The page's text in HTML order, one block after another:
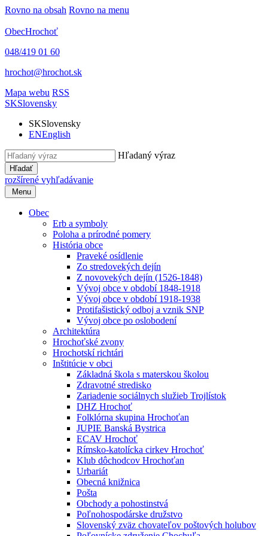
Rovno na obsah Rovno na menu
ObecHrochoť
048/419 01 60
hrochot@hrochot.sk
Mapa webu RSS
SKSlovensky
SKSlovensky
ENEnglish
Hľadaný výraz
Hľadať
rozšírené vyhľadávanie
Menu
Obec
Erb a symboly
Poloha a prírodné pomery
História obce
Praveké osídlenie
Zo stredovekých dejín
Z novovekých dejín (1526-1848)
Vývoj obce v období 1848-1918
Vývoj obce v období 1918-1938
Protifašistický odboj a vznik SNP
Vývoj obce po oslobodení
Architektúra
Hrochoťské zvony
Hrochotskí richtári
Inštitúcie v obci
Základná škola s materskou školou
Zdravotné stredisko
Zariadenie sociálnych služieb Trojlístok
DHZ Hrochoť
Folklórna skupina Hrochoťan
JUPIE Banská Bystrica
ECAV Hrochoť
Rímsko-katolícka cirkev Hrochoť
Klub dôchodcov Hrochoťan
Urbariát
Obecná knižnica
Pošta
Obchody a pohostinstvá
Poľnohospodárske družstvo
Slovenský zväz chovateľov poštových holubov